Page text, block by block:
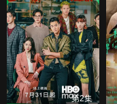
第2集